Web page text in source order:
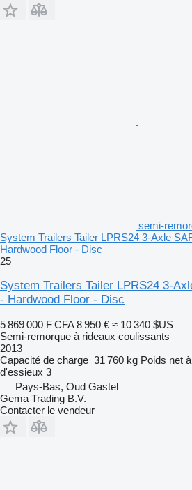
semi-
System Trailers Tailer LPRS24 3-Axle
Hardwood Floor - Disc
25
System Trailers Tailer LPRS24 3-
- Hardwood Floor - Disc
5 869 000 F CFA 8 950 € ≈ 10 340 $US
Semi-remorque à rideaux coulissants
2013
Capacité de charge 31 760 kg Poids net
d'essieux 3
Pays-Bas, Oud Gastel
Gema Trading B.V.
Contacter le vendeur